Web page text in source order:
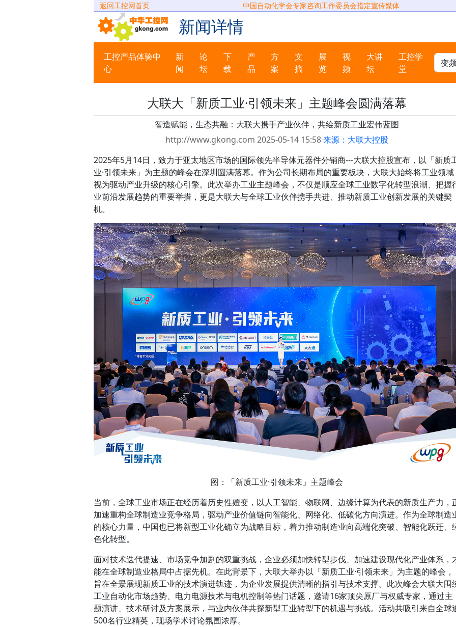
返回工控网首页 中国自动化学会专家咨询工作委员会指定宣传媒体
新闻详情
工控产品体验中
心
新
闻
论
坛
下
载
产
品
方
案
文
摘
展
览
视
频
大讲
坛
工控学
堂
大联大「新质工业·引领未来」主题峰会圆满落幕
智造赋能，生态共融：大联大携手产业伙伴，共绘新质工业宏伟蓝图
http://www.gkong.com 2025-05-14 15:58来源：大联大控股
2025年5月14日，致力于亚太地区市场的国际领先半导体元器件分销商---大联大控股宣布，以「新质
业·引领未来」为主题的峰会在深圳圆满落幕。作为公司长期布局的重要板块，大联大始终将工业领域
视为驱动产业升级的核心引擎。此次举办工业主题峰会，不仅是顺应全球工业数字化转型浪潮、把握
业前沿发展趋势的重要举措，更是大联大与全球工业伙伴携手共进、推动新质工业创新发展的关键契
机。
图：「新质工业·引领未来」主题峰会
当前，全球工业市场正在经历着历史性嬗变，以人工智能、物联网、边缘计算为代表的新质生产力，
加速重构全球制造业竞争格局，驱动产业价值链向智能化、网络化、低碳化方向演进。作为全球制造
的核心力量，中国也已将新型工业化确立为战略目标，着力推动制造业向高端化突破、智能化跃迁、
色化转型。
面对技术迭代提速、市场竞争加剧的双重挑战，企业必须加快转型步伐、加速建设现代化产业体系，
能在全球制造业格局中占据先机。在此背景下，大联大举办以「新质工业·引领未来」为主题的峰会，
旨在全景展现新质工业的技术演进轨迹，为企业发展提供清晰的指引与技术支撑。此次峰会大联大围
工业自动化市场趋势、电力电源技术与电机控制等热门话题，邀请16家顶尖原厂与权威专家，通过主
题演讲、技术研讨及方案展示，与业内伙伴共探新型工业转型下的机遇与挑战。活动共吸引来自全球
500名行业精英，现场学术讨论氛围浓厚。